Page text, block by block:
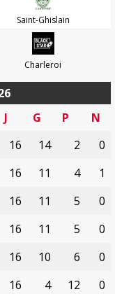
Saint-Ghislain
Charleroi
J G P
N
16 14 2
0
16 11 4
1
16 11 5
0
16 11 5
0
16 10 6
0
16 4 12
0